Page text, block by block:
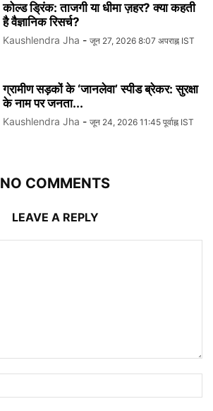
कोल्ड ड्रिंक: ताजगी या धीमा ज़हर? क्या कहती
है वैज्ञानिक रिसर्च?
Kaushlendra Jha - जून 27, 2026 8:07 अपराह्न IST
ग्रामीण सड़कों के ‘जानलेवा’ स्पीड ब्रेकर: सुरक्षा
के नाम पर जनता...
Kaushlendra Jha - जून 24, 2026 11:45 पूर्वाह्न IST
NO COMMENTS
LEAVE A REPLY